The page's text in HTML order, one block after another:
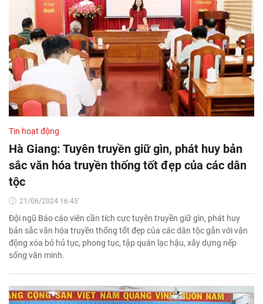
Tin hoạt động
Hà Giang: Tuyên truyền giữ gìn, phát huy bản
sắc văn hóa truyền thống tốt đẹp của các dân
tộc
21/06/2024 16:45'
Đội ngũ Báo cáo viên cần tích cực tuyên truyền giữ gìn, phát huy
bản sắc văn hóa truyền thống tốt đẹp của các dân tộc gắn với vận
động xóa bỏ hủ tục, phong tục, tập quán lạc hậu, xây dựng nếp
sống văn minh.